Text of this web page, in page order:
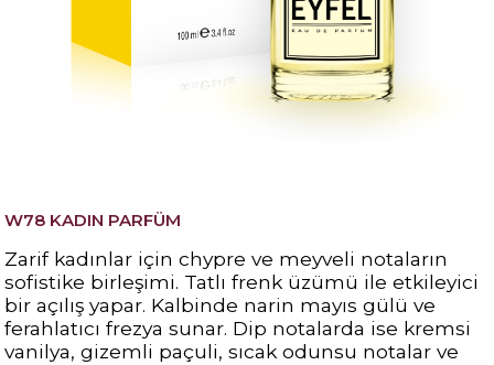
W78 KADIN PARFÜM
Zarif kadınlar için chypre ve meyveli notaların
sofistike birleşimi. Tatlı frenk üzümü ile etkileyici
bir açılış yapar. Kalbinde narin mayıs gülü ve
ferahlatıcı frezya sunar. Dip notalarda ise kremsi
vanilya, gizemli paçuli, sıcak odunsu notalar ve